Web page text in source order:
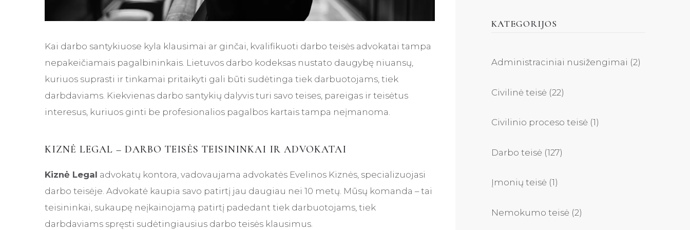
Kai darbo santykiuose kyla klausimai ar ginčai, kvalifikuoti darbo teisės advokatai tampa
nepakeičiamais pagalbininkais. Lietuvos darbo kodeksas nustato daugybę niuansų,
kuriuos suprasti ir tinkamai pritaikyti gali būti sudėtinga tiek darbuotojams, tiek
darbdaviams. Kiekvienas darbo santykių dalyvis turi savo teises, pareigas ir teisėtus
interesus, kuriuos ginti be profesionalios pagalbos kartais tampa neįmanoma.
KIZNĖ LEGAL – DARBO TEISĖS TEISININKAI IR ADVOKATAI
Kiznė Legal advokatų kontora, vadovaujama advokatės Evelinos Kiznės, specializuojasi
darbo teisėje. Advokatė kaupia savo patirtį jau daugiau nei 10 metų. Mūsų komanda – tai
teisininkai, sukaupę neįkainojamą patirtį padedant tiek darbuotojams, tiek
darbdaviams spręsti sudėtingiausius darbo teisės klausimus.
KATEGORIJOS
Administraciniai nusižengimai (2)
Civilinė teisė (22)
Civilinio proceso teisė (1)
Darbo teisė (127)
Įmonių teisė (1)
Nemokumo teisė (2)